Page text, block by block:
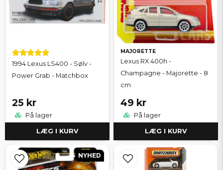
1994 Lexus LS400 - Sølv -
Power Grab - Matchbox
25 kr
På lager
LÆG I KURV
MAJORETTE
Lexus RX 400h -
Champagne - Majorette - 8
cm
49 kr
På lager
LÆG I KURV
NYHED